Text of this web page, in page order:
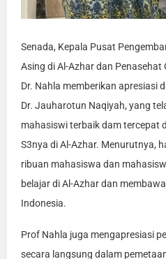
Senada, Kepala Pusat
Asing di Al-Azhar dan Penasehat
Dr. Nahla memberikan apresiasi
Dr. Jauharotun Naqiyah, yang
mahasiswi terbaik dam tercepat
S3nya di Al-Azhar. Menurutnya,
ribuan mahasiswa dan
belajar di Al-Azhar dan
Indonesia.
Prof Nahla juga mengapresiasi
secara langsung dalam